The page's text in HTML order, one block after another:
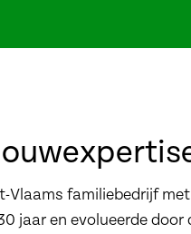
Vlaams familiebedrijf
jaar en evolueerde